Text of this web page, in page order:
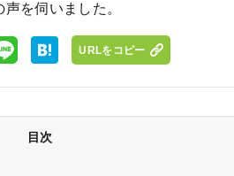
を伺いました。
URLをコピー
目次